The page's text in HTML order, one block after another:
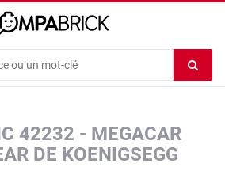
le
42232 - MEGACAR
DE KOENIGSEGG